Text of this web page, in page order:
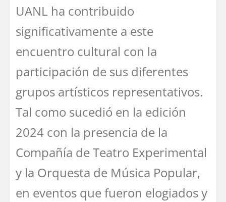
UANL ha contribuido
significativamente a este
encuentro cultural con la
participación de sus diferentes
grupos artísticos representativos.
Tal como sucedió en la edición
2024 con la presencia de la
Compañía de Teatro Experimental
y la Orquesta de Música Popular,
en eventos que fueron elogiados y